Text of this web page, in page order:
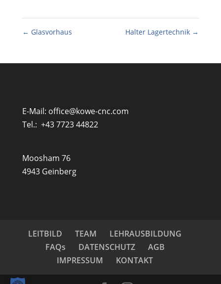
← Glasvorhaus Halter Lagertechnik →
E-Mail: office@kowe-cnc.com
Tel.: +43 7723 44822
Moosham 76
4943 Geinberg
LEITBILD TEAM
LEHRAUSBILDUNG
FAQs
DATENSCHUTZ
AGB
IMPRESSUM
KONTAKT